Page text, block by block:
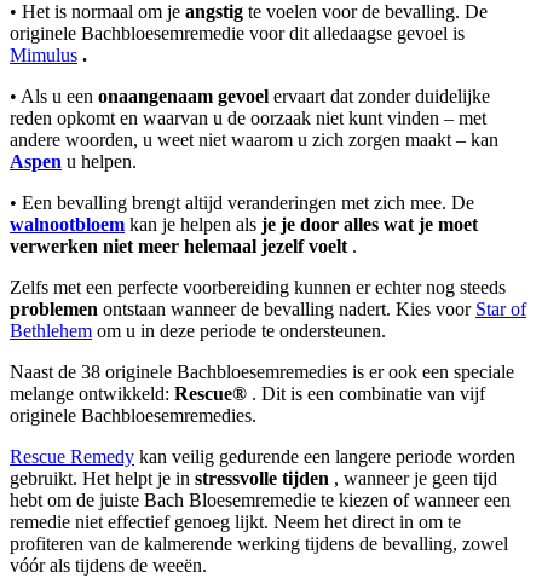
• Het is normaal om je angstig te voelen voor de bevalling. De
originele Bachbloesemremedie voor dit alledaagse gevoel is
Mimulus .
• Als u een onaangenaam gevoel ervaart dat zonder duidelijke
reden opkomt en waarvan u de oorzaak niet kunt vinden – met
andere woorden, u weet niet waarom u zich zorgen maakt – kan
Aspen u helpen.
• Een bevalling brengt altijd veranderingen met zich mee. De
walnootbloem kan je helpen als je je door alles wat je moet
verwerken niet meer helemaal jezelf voelt .
Zelfs met een perfecte voorbereiding kunnen er echter nog steeds
problemen ontstaan wanneer de bevalling nadert. Kies voor Star of
Bethlehem om u in deze periode te ondersteunen.
Naast de 38 originele Bachbloesemremedies is er ook een speciale
melange ontwikkeld: Rescue® . Dit is een combinatie van vijf
originele Bachbloesemremedies.
Rescue Remedy kan veilig gedurende een langere periode worden
gebruikt. Het helpt je in stressvolle tijden , wanneer je geen tijd
hebt om de juiste Bach Bloesemremedie te kiezen of wanneer een
remedie niet effectief genoeg lijkt. Neem het direct in om te
profiteren van de kalmerende werking tijdens de bevalling, zowel
vóór als tijdens de weeën.